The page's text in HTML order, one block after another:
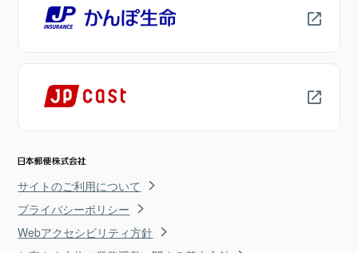
サイトのご利用について
プライバシーポリシー
Webアクセシビリティ方針